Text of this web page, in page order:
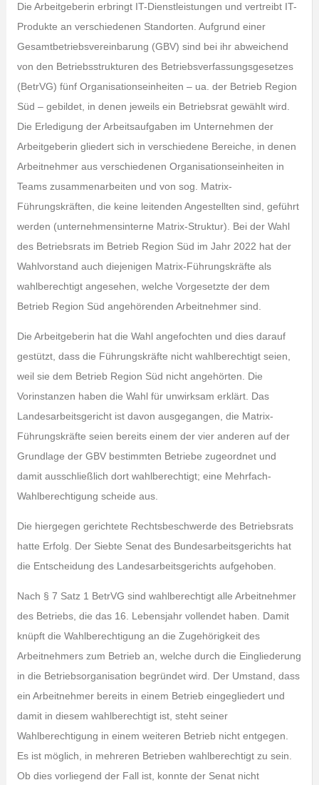
Die Arbeitgeberin erbringt IT-Dienstleistungen und vertreibt IT-
Produkte an verschiedenen Standorten. Aufgrund einer
Gesamtbetriebsvereinbarung (GBV) sind bei ihr abweichend
von den Betriebsstrukturen des Betriebsverfassungsgesetzes
(BetrVG) fünf Organisationseinheiten – ua. der Betrieb Region
Süd – gebildet, in denen jeweils ein Betriebsrat gewählt wird.
Die Erledigung der Arbeitsaufgaben im Unternehmen der
Arbeitgeberin gliedert sich in verschiedene Bereiche, in denen
Arbeitnehmer aus verschiedenen Organisationseinheiten in
Teams zusammenarbeiten und von sog. Matrix-
Führungskräften, die keine leitenden Angestellten sind, geführt
werden (unternehmensinterne Matrix-Struktur). Bei der Wahl
des Betriebsrats im Betrieb Region Süd im Jahr 2022 hat der
Wahlvorstand auch diejenigen Matrix-Führungskräfte als
wahlberechtigt angesehen, welche Vorgesetzte der dem
Betrieb Region Süd angehörenden Arbeitnehmer sind.
Die Arbeitgeberin hat die Wahl angefochten und dies darauf
gestützt, dass die Führungskräfte nicht wahlberechtigt seien,
weil sie dem Betrieb Region Süd nicht angehörten. Die
Vorinstanzen haben die Wahl für unwirksam erklärt. Das
Landesarbeitsgericht ist davon ausgegangen, die Matrix-
Führungskräfte seien bereits einem der vier anderen auf der
Grundlage der GBV bestimmten Betriebe zugeordnet und
damit ausschließlich dort wahlberechtigt; eine Mehrfach-
Wahlberechtigung scheide aus.
Die hiergegen gerichtete Rechtsbeschwerde des Betriebsrats
hatte Erfolg. Der Siebte Senat des Bundesarbeitsgerichts hat
die Entscheidung des Landesarbeitsgerichts aufgehoben.
Nach § 7 Satz 1 BetrVG sind wahlberechtigt alle Arbeitnehmer
des Betriebs, die das 16. Lebensjahr vollendet haben. Damit
knüpft die Wahlberechtigung an die Zugehörigkeit des
Arbeitnehmers zum Betrieb an, welche durch die Eingliederung
in die Betriebsorganisation begründet wird. Der Umstand, dass
ein Arbeitnehmer bereits in einem Betrieb eingegliedert und
damit in diesem wahlberechtigt ist, steht seiner
Wahlberechtigung in einem weiteren Betrieb nicht entgegen.
Es ist möglich, in mehreren Betrieben wahlberechtigt zu sein.
Ob dies vorliegend der Fall ist, konnte der Senat nicht